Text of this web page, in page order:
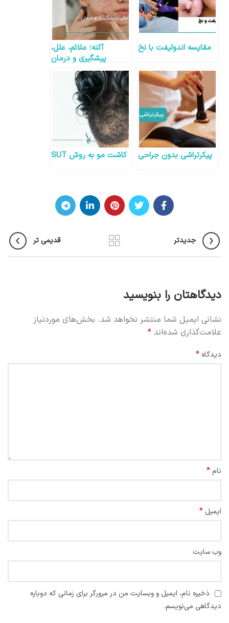
مقایسه اندولیفت با نخ
آکنه؛ علائم، علل،
پیشگیری و درمان
پیکرتراشی بدون جراحی کاشت مو به روش SUT
جدیدتر قدیمی تر
دیدگاهتان را بنویسید
نشانی ایمیل شما منتشر نخواهد شد. بخش‌های موردنیاز
علامت‌گذاری شده‌اند *
دیدگاه *
نام *
ایمیل *
وب‌ سایت
ذخیره نام، ایمیل و وبسایت من در مرورگر برای زمانی که دوباره
دیدگاهی می‌نویسم.